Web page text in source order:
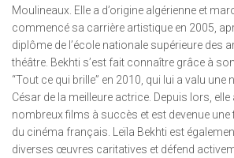
Moulineaux. Elle a d’origine algérienne et
commencé sa carrière artistique en 2005,
diplôme de l’école nationale supérieure des
théâtre. Bekhti s’est fait connaître grâce à
“Tout ce qui brille” en 2010, qui lui a valu
César de la meilleure actrice. Depuis lors,
nombreux films à succès et est devenue
du cinéma français. Leïla Bekhti est
diverses œuvres caritatives et défend